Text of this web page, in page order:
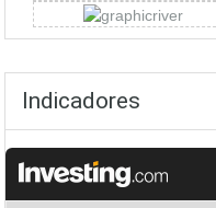
Indicadores